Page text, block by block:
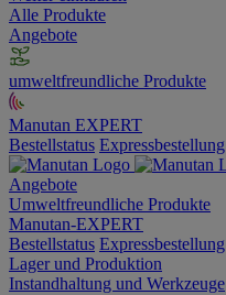
Alle Produkte
Angebote
umweltfreundliche Produkte
Manutan EXPERT
Bestellstatus Expressbestellung
Angebote
Umweltfreundliche Produkte
Manutan-EXPERT
Bestellstatus Expressbestellung
Lager und Produktion
Instandhaltung und Werkzeuge